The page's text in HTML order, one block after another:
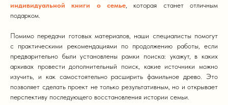
индивидуальной книги о семье , которая станет отличным
подарком.
Помимо передачи готовых материалов, наши специалисты помогут
с практическими рекомендациями по продолжению работы, если
предварительно были установлены рамки поиска: укажут, в каких
архивах провести дополнительный поиск, какие источники можно
изучить, и как самостоятельно расширить фамильное древо. Это
позволяет сделать проект не только результативным, но и открывает
перспективу последующего восстановления истории семьи.